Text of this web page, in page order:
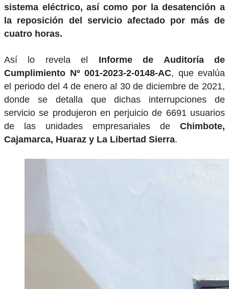
sistema eléctrico, así como por la desatención a
la reposición del servicio afectado por más de
cuatro horas.
Así lo revela el Informe de Auditoría de
Cumplimiento Nº 001-2023-2-0148-AC, que evalúa
el periodo del 4 de enero al 30 de diciembre de 2021,
donde se detalla que dichas interrupciones de
servicio se produjeron en perjuicio de 6691 usuarios
de las unidades empresariales de Chimbote,
Cajamarca, Huaraz y La Libertad Sierra.